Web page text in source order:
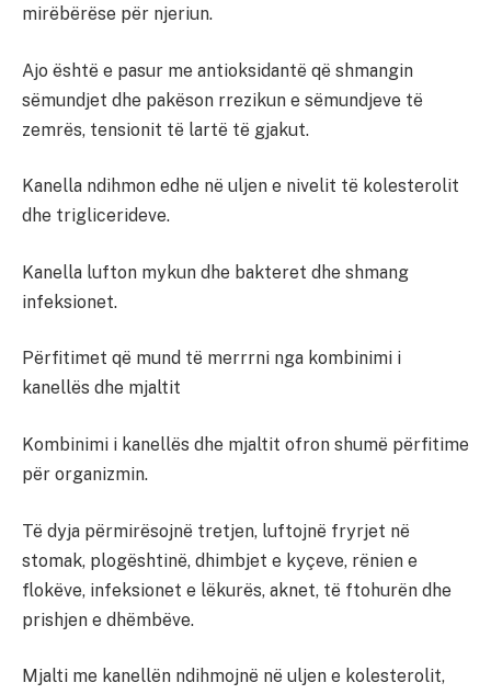
mirëbërëse për njeriun.
Ajo është e pasur me antioksidantë që shmangin
sëmundjet dhe pakëson rrezikun e sëmundjeve të
zemrës, tensionit të lartë të gjakut.
Kanella ndihmon edhe në uljen e nivelit të kolesterolit
dhe triglicerideve.
Kanella lufton mykun dhe bakteret dhe shmang
infeksionet.
Përfitimet që mund të merrrni nga kombinimi i
kanellës dhe mjaltit
Kombinimi i kanellës dhe mjaltit ofron shumë përfitime
për organizmin.
Të dyja përmirësojnë tretjen, luftojnë fryrjet në
stomak, plogështinë, dhimbjet e kyçeve, rënien e
flokëve, infeksionet e lëkurës, aknet, të ftohurën dhe
prishjen e dhëmbëve.
Mjalti me kanellën ndihmojnë në uljen e kolesterolit,